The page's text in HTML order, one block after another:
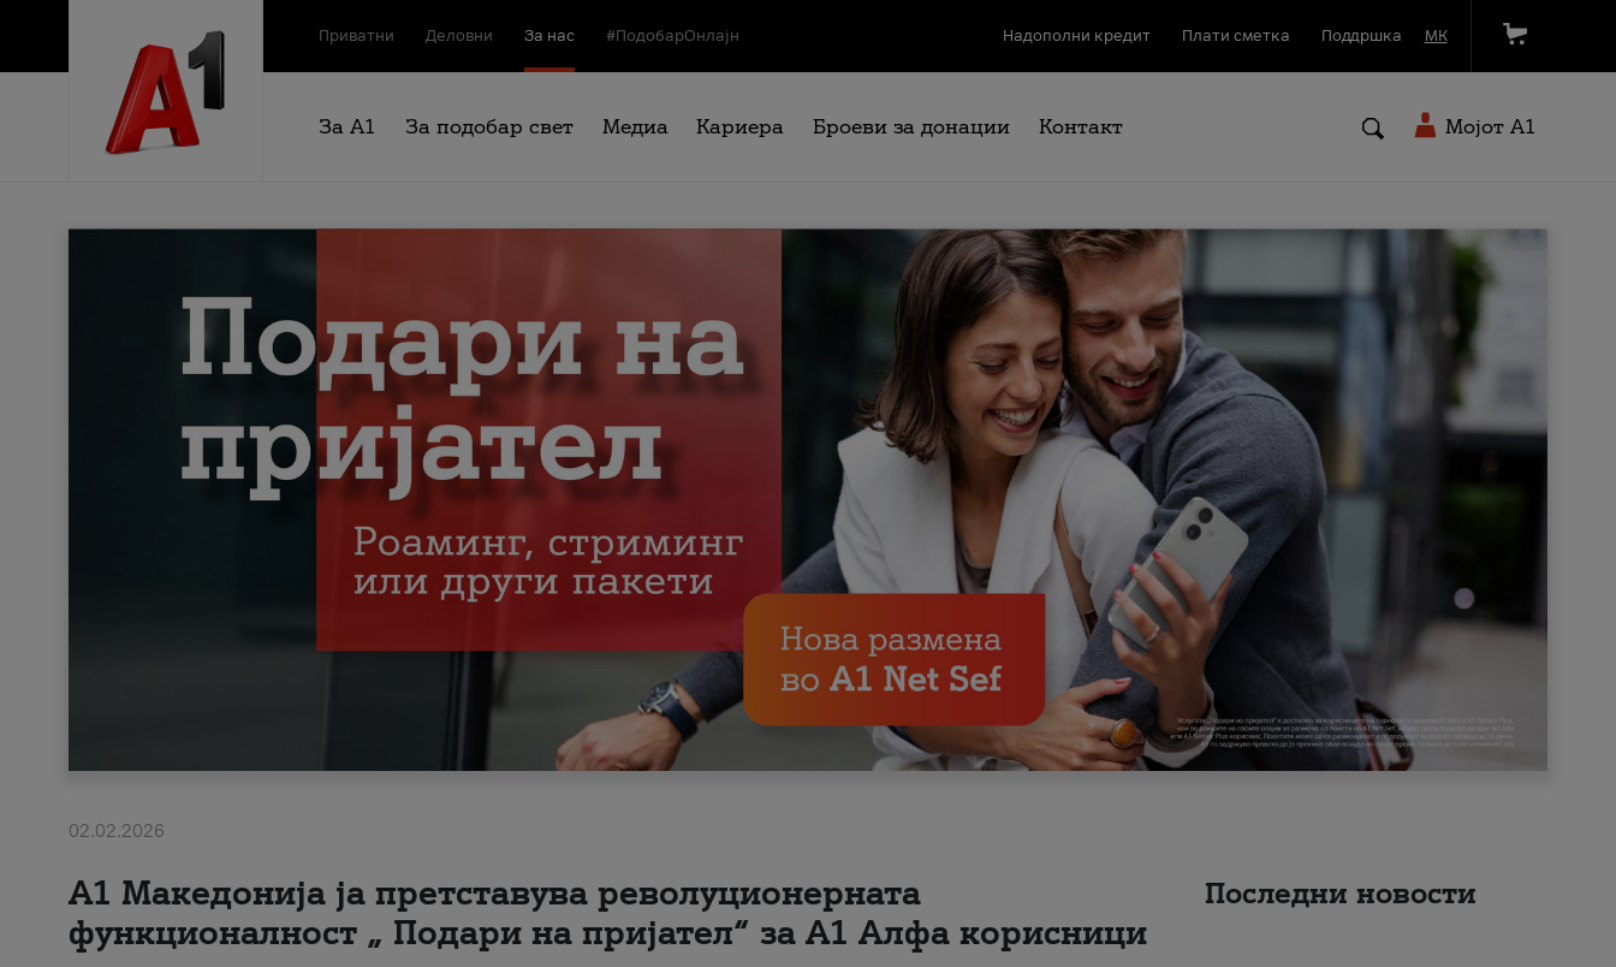
Приватни Деловни За нас #ПодобарОнлајн Надополни кредит Плати сметка Поддршка МК
За А1 За подобар свет Медиа Кариера Броеви за донации Контакт Мојот A1
02.02.2026
А1 Македонија ја претставува револуционерната
функционалност „ Подари на пријател“ за А1 Алфа корисници
Последни новости